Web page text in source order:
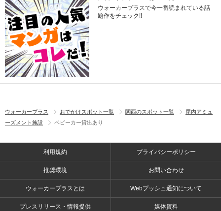
ウォーカープラスで今一番読まれている話
題作をチェック!!
ウォーカープラス おでかけスポット一覧 関西のスポット一覧
屋内アミュ
ーズメント施設
ベビーカー貸出あり
利用規約 プライバシーポリシー
推奨環境 お問い合わせ
ウォーカープラスとは Webプッシュ通知について
プレスリリース・情報提供 媒体資料